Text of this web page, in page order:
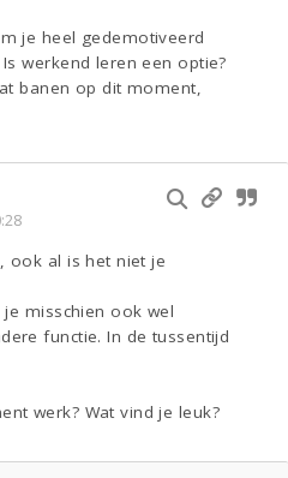
je heel gedemotiveerd
werkend leren een optie?
banen op dit moment,
ook al is het niet je
misschien ook wel
functie. In de tussentijd
werk? Wat vind je leuk?